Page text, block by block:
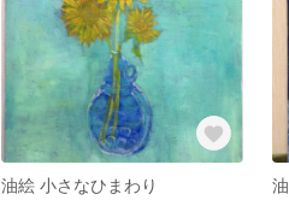
油絵 小さなひまわり